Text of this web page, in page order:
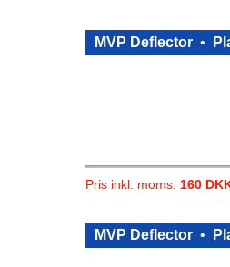
MVP Deflector •
Pris inkl. moms: 160
MVP Deflector •